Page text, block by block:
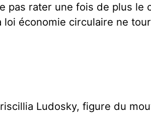
pas rater une fois de plus le
loi économie circulaire ne
Ludosky, figure du